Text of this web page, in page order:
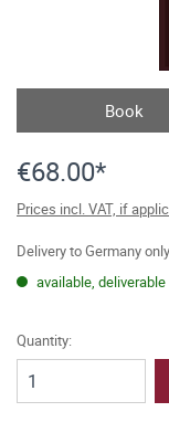
Book
€68.00*
Prices incl. VAT, if
Delivery to Germany
available,
Quantity: